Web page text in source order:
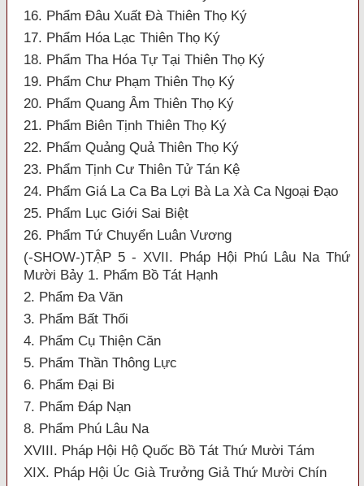
16. Phẩm Đâu Xuất Đà Thiên Thọ Ký
17. Phẩm Hóa Lạc Thiên Thọ Ký
18. Phẩm Tha Hóa Tự Tại Thiên Thọ Ký
19. Phẩm Chư Phạm Thiên Thọ Ký
20. Phẩm Quang Âm Thiên Thọ Ký
21. Phẩm Biên Tịnh Thiên Thọ Ký
22. Phẩm Quảng Quả Thiên Thọ Ký
23. Phẩm Tịnh Cư Thiên Tử Tán Kệ
24. Phẩm Giá La Ca Ba Lợi Bà La Xà Ca Ngoại Đạo
25. Phẩm Lục Giới Sai Biệt
26. Phẩm Tứ Chuyển Luân Vương
(-SHOW-)TẬP 5 - XVII. Pháp Hội Phú Lâu Na Thứ
Mười Bảy 1. Phẩm Bồ Tát Hạnh
2. Phẩm Đa Văn
3. Phẩm Bất Thối
4. Phẩm Cụ Thiện Căn
5. Phẩm Thần Thông Lực
6. Phẩm Đại Bi
7. Phẩm Đáp Nạn
8. Phẩm Phú Lâu Na
XVIII. Pháp Hội Hộ Quốc Bồ Tát Thứ Mười Tám
XIX. Pháp Hội Úc Già Trưởng Giả Thứ Mười Chín